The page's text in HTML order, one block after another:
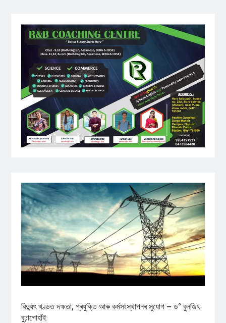
বিদ্যুৎ খণ্ডত দক্ষতা, প্ৰযুক্তি আৰু কৰ্মসংস্থাপনৰ সুযোগ – ড° বুলজিৎ
বুঢ়াগোহাঁই